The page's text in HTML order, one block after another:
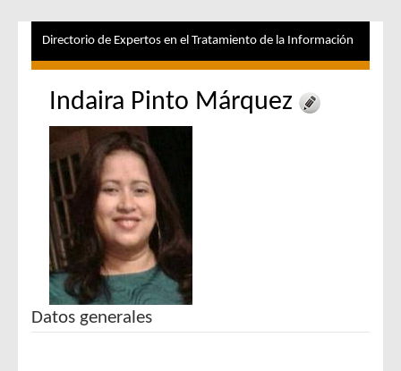
Directorio de Expertos en el Tratamiento de la Información
Indaira Pinto Márquez
Datos generales